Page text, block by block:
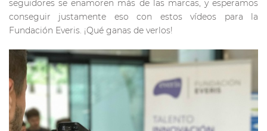
seguidores se enamoren más de las marcas, y esperamos
conseguir justamente eso con estos vídeos para la
Fundación Everis. ¡Qué ganas de verlos!